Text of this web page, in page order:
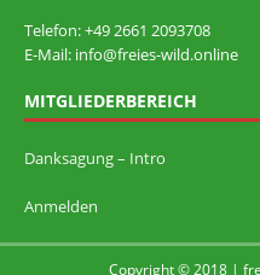
Telefon: +49 ‭2661 2093708
E-Mail: info@freies-wild.online
MITGLIEDERBEREICH
Danksagung – Intro
Anmelden
Copyright © 2018 |